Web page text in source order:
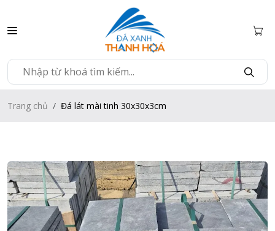
Trang chủ Đá lát mài tinh 30x30x3cm